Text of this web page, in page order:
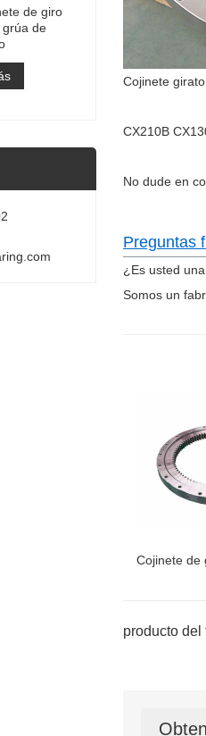
Cojinete
CX210B
No dude en
Preguntas
¿Es usted
Somos un
Cojinete de
producto del
de giro
grúa de